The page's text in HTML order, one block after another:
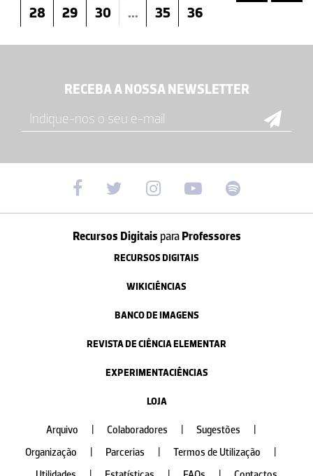
28
29 30 ... 35 36
RECEBA A NOSSA NEWSLETTER
Recursos Digitais paraProfessores
RECURSOS DIGITAIS
WIKICIÊNCIAS
BANCO DE IMAGENS
REVISTA DE CIÊNCIA ELEMENTAR
EXPERIMENTACIÊNCIAS
LOJA
Arquivo Colaboradores Sugestões
Organização
Parcerias Termos de Utilização